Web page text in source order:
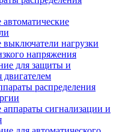
нагрузки
напряжения
для защиты и
двигателем
распределения
сигнализации и